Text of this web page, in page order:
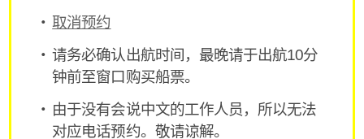
取消预约
请务必确认出航时间，最晚请于出航10分
钟前至窗口购买船票。
由于没有会说中文的工作人员，所以无法
对应电话预约。敬请谅解。